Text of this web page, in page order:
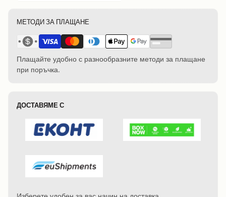
МЕТОДИ ЗА ПЛАЩАНЕ
Плащайте удобно с разнообразните методи за плащане
при поръчка.
ДОСТАВЯМЕ С